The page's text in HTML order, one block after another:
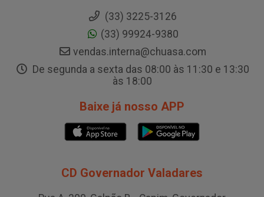
(33) 3225-3126
(33) 99924-9380
vendas.interna@chuasa.com
De segunda a sexta das 08:00 às 11:30 e 13:30
às 18:00
Baixe já nosso APP
CD Governador Valadares